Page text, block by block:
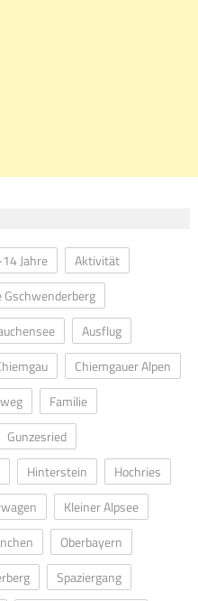
Jahre
Aktivität
Gschwenderberg
Ausflug
Chiemgauer Alpen
Familie
Gunzesried
Hinterstein
Hochries
Kleiner Alpsee
Oberbayern
Spaziergang